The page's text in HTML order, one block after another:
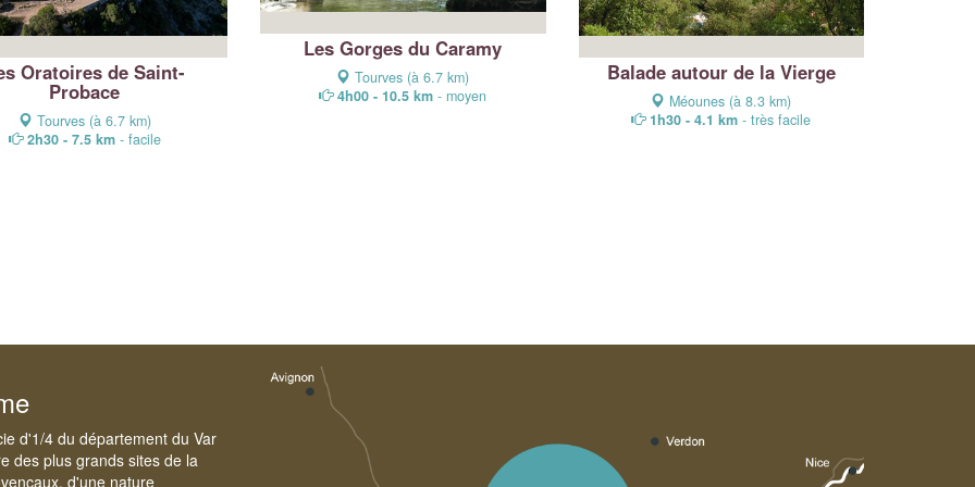
Oratoires de Saint-
Probace
Tourves (à 6.7 km)
2h30 - 7.5 km- facile
Les Gorges du Caramy
Tourves (à 6.7 km)
4h00 - 10.5 km - moyen
Balade autour de la Vierge
Méounes (à 8.3 km)
1h30 - 4.1 km - très facile
d'1/4 du département du Var
des plus grands sites de la
d'une nature